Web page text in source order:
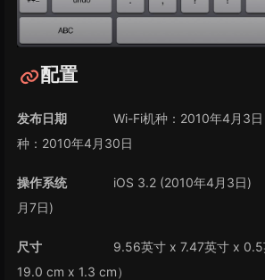
配置
发布日期 Wi-Fi机种：2010年4月3
种：2010年4月30日
操作系统iOS 3.2 (2010年4月3日)
月7日)
尺寸 9.56英寸 x 7.47英寸 x 0.5英
19.0 cm x 1.3 cm）